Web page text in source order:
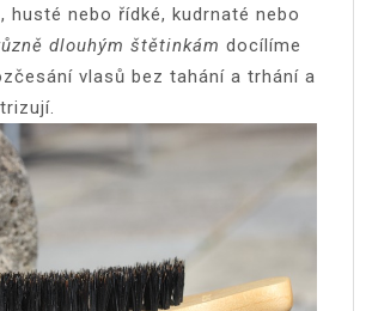
husté nebo řídké, kudrnaté nebo
dlouhým štětinkám docílíme
vlasů bez tahání a trhání a